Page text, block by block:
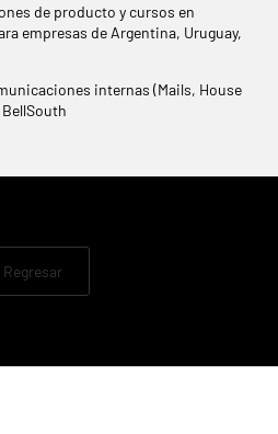
de producto y cursos en
empresas de Argentina, Uruguay,
internas (Mails, House
Regresar